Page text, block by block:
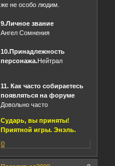
же не особо людим.
9.Личное звание
Ангел Сомнения
10.Принадлежность
персонажа.Нейтрал
11. Как часто собираетесь
появляться на форуме
Довольно часто
Сударь, вы приняты!
Приятной игры. Энэль.
0